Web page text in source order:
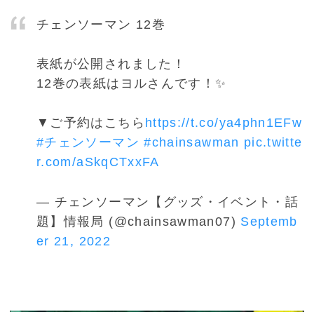
チェンソーマン 12巻
表紙が公開されました！
12巻の表紙はヨルさんです！✨
▼ご予約はこちら https://t.co/ya4phn1EFw
#チェンソーマン #chainsawman pic.twitte
r.com/aSkqCTxxFA
— チェンソーマン【グッズ・イベント・話
題】情報局 (@chainsawman07) Septemb
er 21, 2022